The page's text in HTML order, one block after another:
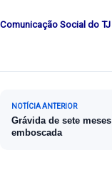
Comunicação Social do TJ
Navegação de
NOTÍCIA ANTERIOR
Grávida de sete
emboscada